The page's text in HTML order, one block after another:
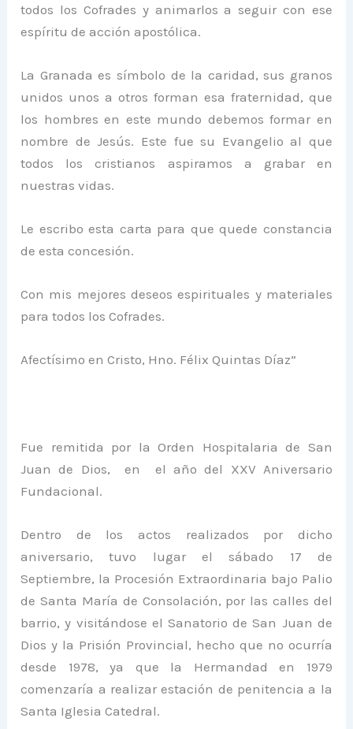
todos los Cofrades y animarlos a seguir con ese
espíritu de acción apostólica.
La Granada es símbolo de la caridad, sus granos
unidos unos a otros forman esa fraternidad, que
los hombres en este mundo debemos formar en
nombre de Jesús. Este fue su Evangelio al que
todos los cristianos aspiramos a grabar en
nuestras vidas.
Le escribo esta carta para que quede constancia
de esta concesión.
Con mis mejores deseos espirituales y materiales
para todos los Cofrades.
Afectísimo en Cristo, Hno. Félix Quintas Díaz”
Fue remitida por la Orden Hospitalaria de San
Juan de Dios, en el año del XXV Aniversario
Fundacional.
Dentro de los actos realizados por dicho
aniversario, tuvo lugar el sábado 17 de
Septiembre, la Procesión Extraordinaria bajo Palio
de Santa María de Consolación, por las calles del
barrio, y visitándose el Sanatorio de San Juan de
Dios y la Prisión Provincial, hecho que no ocurría
desde 1978, ya que la Hermandad en 1979
comenzaría a realizar estación de penitencia a la
Santa Iglesia Catedral.